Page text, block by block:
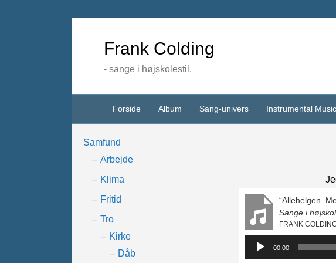
Frank Colding
- sange i højskolestil.
Forside Album Sang-univers Instrumental Music
Samfund
Arbejde
Klima
Fritid
Tro
Kirke
Dåb
“Allehelgen.
Sange i
FRANK
Lydafspiller
00:00